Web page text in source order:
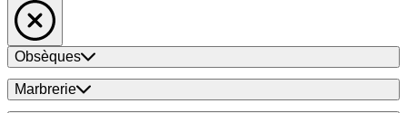
Obsèques
Marbrerie